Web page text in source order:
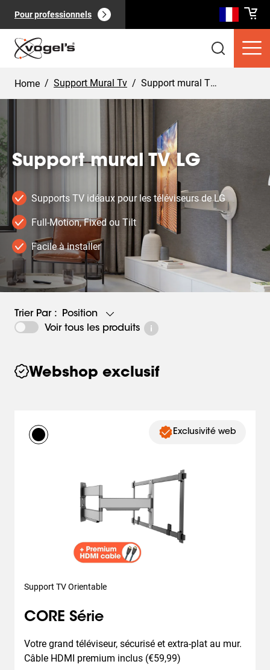
Pour professionnels
Produits clients (0):
Pages(0):
Home / Support Mural Tv / Support mural TV LG
Support mural TV LG
Supports TV idéaux pour les téléviseurs de LG
Full-Motion, Fixed ou Tilt
Facile à installer
Trier Par :
Position
Voir tous les produits
Webshop exclusif
Exclusivité web
Support TV Orientable
CORE Série
Votre grand téléviseur, sécurisé et extra-plat au mur.
Câble HDMI premium inclus (€59,99)